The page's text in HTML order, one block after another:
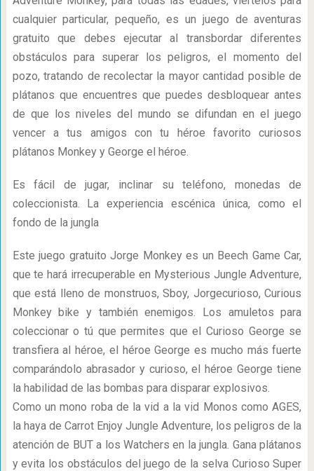
cualquier particular, pequeño, es un juego de aventuras
gratuito que debes ejecutar al transbordar diferentes
obstáculos para superar los peligros, el momento del
pozo, tratando de recolectar la mayor cantidad posible de
plátanos que encuentres que puedes desbloquear antes
de que los niveles del mundo se difundan en el juego
vencer a tus amigos con tu héroe favorito curiosos
plátanos Monkey y George el héroe.
Es fácil de jugar, inclinar su teléfono, monedas de
coleccionista. La experiencia escénica única, como el
fondo de la jungla
Este juego gratuito Jorge Monkey es un Beech Game Car,
que te hará irrecuperable en Mysterious Jungle Adventure,
que está lleno de monstruos, Sboy, Jorgecurioso, Curious
Monkey bike y también enemigos. Los amuletos para
coleccionar o tú que permites que el Curioso George se
transfiera al héroe, el héroe George es mucho más fuerte
comparándolo abrasador y curioso, el héroe George tiene
la habilidad de las bombas para disparar explosivos.
Como un mono roba de la vid a la vid Monos como AGES,
la haya de Carrot Enjoy Jungle Adventure, los peligros de la
atención de BUT a los Watchers en la jungla. Gana plátanos
y evita los obstáculos del juego de la selva Curioso Super